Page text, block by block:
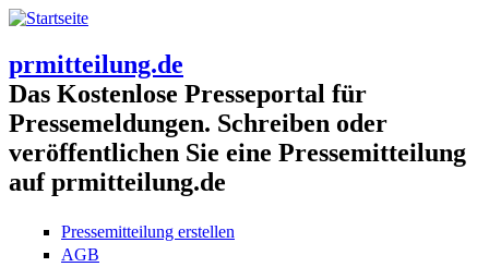
prmitteilung.de
Das Kostenlose Presseportal für
Pressemeldungen. Schreiben oder
veröffentlichen Sie eine Pressemitteilung
auf prmitteilung.de
Pressemitteilung erstellen
AGB